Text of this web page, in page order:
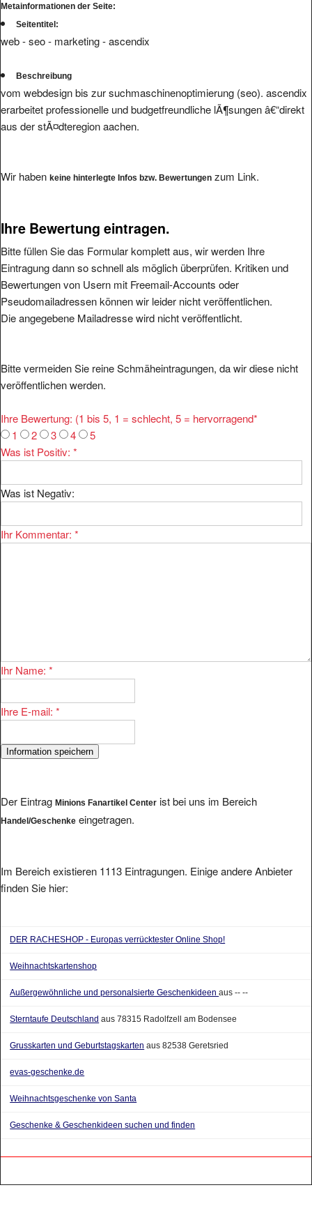
Metainformationen der Seite:
Seitentitel:
web - seo - marketing - ascendix
Beschreibung
vom webdesign bis zur suchmaschinenoptimierung (seo). ascendix
erarbeitet professionelle und budgetfreundliche lÃ¶sungen â€“direkt
aus der stÃ¤dteregion aachen.
Wir haben keine hinterlegte Infos bzw. Bewertungen zum Link.
Ihre Bewertung eintragen.
Bitte füllen Sie das Formular komplett aus, wir werden Ihre
Eintragung dann so schnell als möglich überprüfen. Kritiken und
Bewertungen von Usern mit Freemail-Accounts oder
Pseudomailadressen können wir leider nicht veröffentlichen.
Die angegebene Mailadresse wird nicht veröffentlicht.
Bitte vermeiden Sie reine Schmäheintragungen, da wir diese nicht
veröffentlichen werden.
Ihre Bewertung: (1 bis 5, 1 = schlecht, 5 = hervorragend*
1
2 3 4
5
Was ist Positiv: *
Was ist Negativ:
Ihr Kommentar: *
Ihr Name: *
Ihre E-mail: *
Der Eintrag Minions Fanartikel Center ist bei uns im Bereich
Handel/Geschenke eingetragen.
Im Bereich existieren 1113 Eintragungen. Einige andere Anbieter
finden Sie hier:
DER RACHESHOP - Europas verrücktester Online Shop!
Weihnachtskartenshop
Außergewöhnliche und personalsierte Geschenkideenaus -- --
Sterntaufe Deutschland aus 78315 Radolfzell am Bodensee
Grusskarten und Geburtstagskarten aus 82538 Geretsried
evas-geschenke.de
Weihnachtsgeschenke von Santa
Geschenke & Geschenkideen suchen und finden